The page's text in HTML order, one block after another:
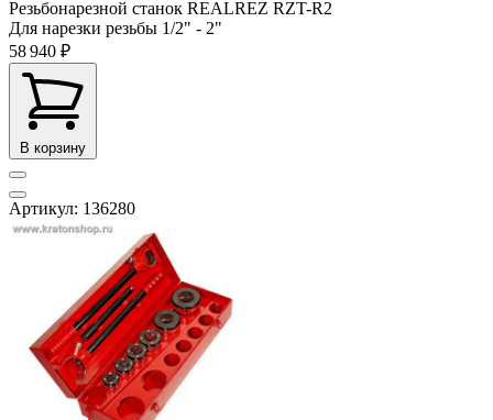
Резьбонарезной станок REALREZ RZT-R2
Для нарезки резьбы 1/2" - 2"
58 940 ₽
В корзину
Артикул: 136280